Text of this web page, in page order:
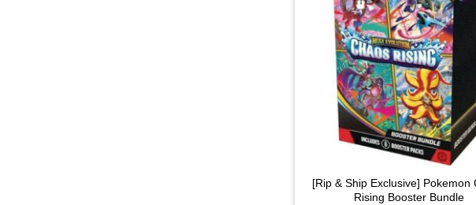
[Rip & Ship Exclusive] Pokemon
Rising Booster Bundle